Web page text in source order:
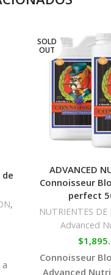
,
SOLD
OUT
ADVANCED
Connoisseur
perfect
NUTRIENTES DE
Advanced
$
Connoisseur
Advanced